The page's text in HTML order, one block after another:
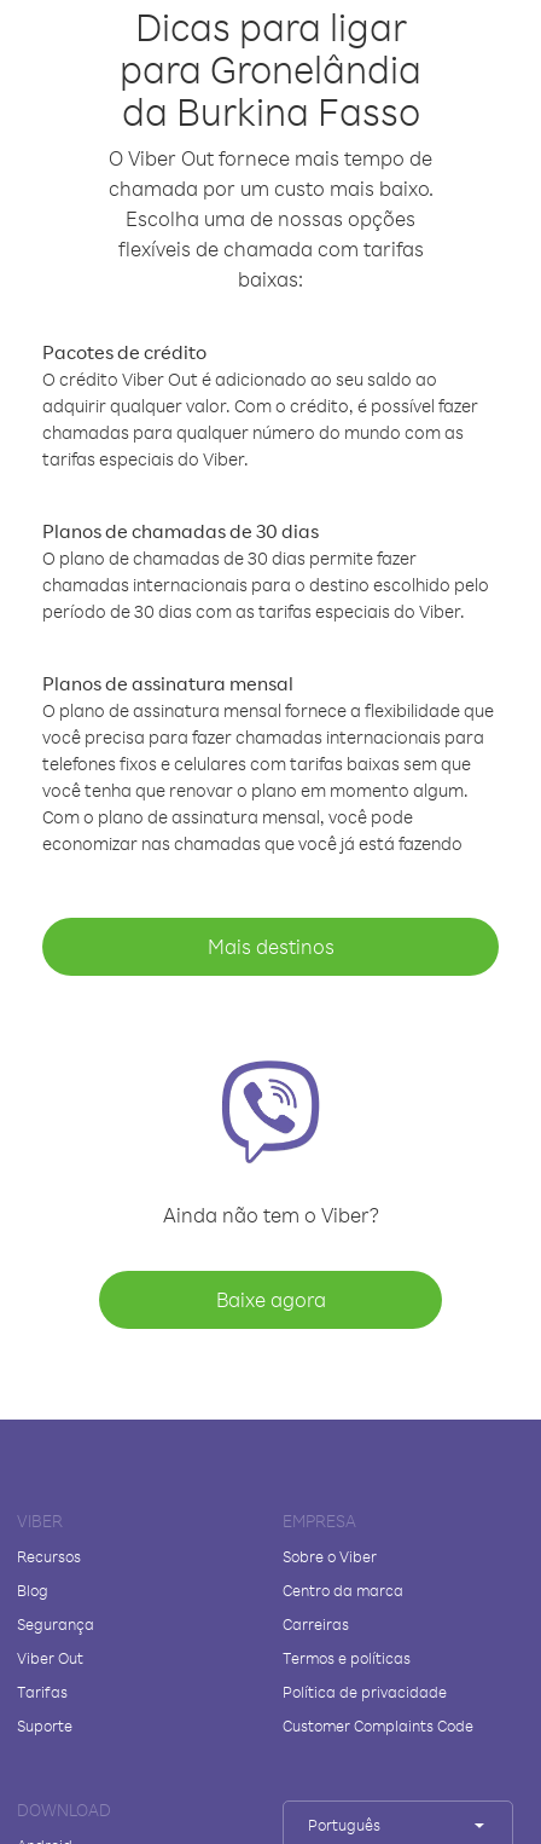
Dicas para ligar
para Gronelândia
da Burkina Fasso
O Viber Out fornece mais tempo de
chamada por um custo mais baixo.
Escolha uma de nossas opções
flexíveis de chamada com tarifas
baixas:
Pacotes de crédito
O crédito Viber Out é adicionado ao seu saldo ao
adquirir qualquer valor. Com o crédito, é possível fazer
chamadas para qualquer número do mundo com as
tarifas especiais do Viber.
Planos de chamadas de 30 dias
O plano de chamadas de 30 dias permite fazer
chamadas internacionais para o destino escolhido pelo
período de 30 dias com as tarifas especiais do Viber.
Planos de assinatura mensal
O plano de assinatura mensal fornece a flexibilidade que
você precisa para fazer chamadas internacionais para
telefones fixos e celulares com tarifas baixas sem que
você tenha que renovar o plano em momento algum.
Com o plano de assinatura mensal, você pode
economizar nas chamadas que você já está fazendo
Mais destinos
Ainda não tem o Viber?
Baixe agora
VIBER
Recursos
Blog
Segurança
Viber Out
Tarifas
Suporte
EMPRESA
Sobre o Viber
Centro da marca
Carreiras
Termos e políticas
Política de privacidade
Customer Complaints Code
DOWNLOAD
Português